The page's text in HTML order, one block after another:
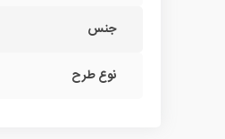
جنس
نوع طرح